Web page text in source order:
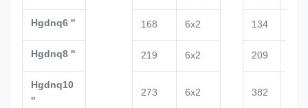
Hgdnq6 '' 168 6x2 134
Hgdnq8 '' 219 6x2 209
Hgdnq10
''
273 6x2 382